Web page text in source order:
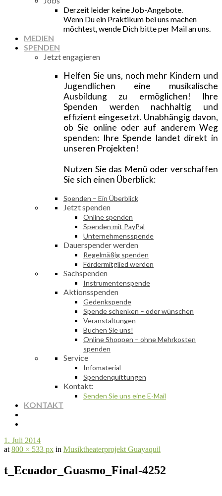
Derzeit leider keine Job-Angebote.
Wenn Du ein Praktikum bei uns machen
möchtest, wende Dich bitte per Mail an uns.
MEDIEN
SPENDEN
Jetzt engagieren
Helfen Sie uns, noch mehr Kindern und
Jugendlichen eine musikalische
Ausbildung zu ermöglichen! Ihre
Spenden werden nachhaltig und
effizient eingesetzt. Unabhängig davon,
ob Sie online oder auf anderem Weg
spenden: Ihre Spende landet direkt in
unseren Projekten!
Nutzen Sie das Menü oder verschaffen
Sie sich einen Überblick:
Spenden – Ein Überblick
Jetzt spenden
Online spenden
Spenden mit PayPal
Unternehmensspende
Dauerspender werden
Regelmäßig spenden
Fördermitglied werden
Sachspenden
Instrumentenspende
Aktionsspenden
Gedenkspende
Spende schenken – oder wünschen
Veranstaltungen
Buchen Sie uns!
Online Shoppen – ohne Mehrkosten
spenden
Service
Infomaterial
Spendenquittungen
Kontakt:
Senden Sie uns eine E-Mail
KONTAKT
1. Juli 2014
at 800 × 533 px in Musiktheaterprojekt Guayaquil
t_Ecuador_Guasmo_Final-4252